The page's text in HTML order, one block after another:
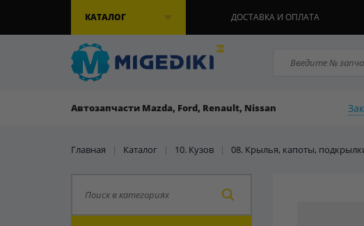
КАТАЛОГ ДОСТАВКА И ОПЛАТА
Автозапчасти Mazda, Ford, Renault, Nissan
Главная | Каталог | 10. Кузов | 08. Крылья, капоты,